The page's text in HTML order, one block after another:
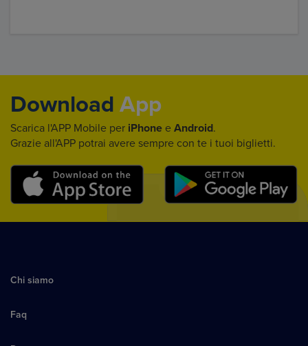
Download App
Scarica l'APP Mobile per iPhone e Android.
Grazie all'APP potrai avere sempre con te i tuoi biglietti.
Chi siamo
Faq